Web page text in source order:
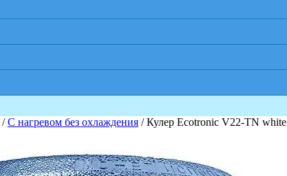
/С нагревом без охлаждения / Кулер Ecotronic V22-TN white